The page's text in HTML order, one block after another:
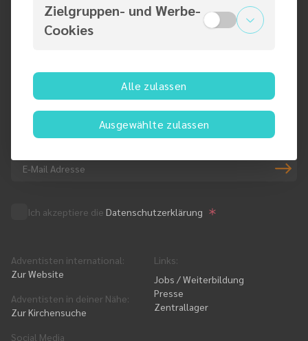
Deutschland
Newsletter-Anmeldung
Ich akzeptiere die Datenschutzerklärung
Adventisten international:
Zur Website
Adventisten in deiner Nähe:
Zur Kirchensuche
Social Media
Links:
Jobs / Weiterbildung
Presse
Zentrallager
Zielgruppen- und Werbe-
Cookies
Alle zulassen
Ausgewählte zulassen